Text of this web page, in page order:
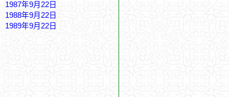
1987年9月22日
1988年9月22日
1989年9月22日